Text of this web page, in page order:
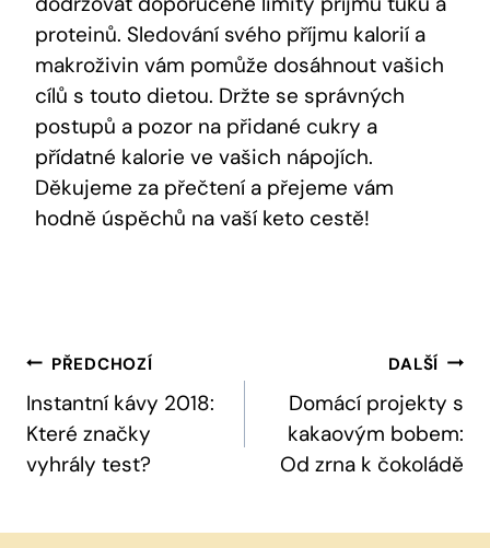
proteinů. Sledování svého příjmu kalorií a
makroživin vám pomůže dosáhnout vašich
cílů s touto dietou. Držte se správných
postupů a pozor na přidané cukry a
přídatné kalorie ve vašich nápojích.
Děkujeme za přečtení a přejeme vám
hodně úspěchů na vaší keto cestě!
Navigace
Pro
Příspěvek
PŘEDCHOZÍ
Instantní kávy 2018:
Které značky
vyhrály test?
DALŠÍ
Domácí projekty s
kakaovým bobem:
Od zrna k čokoládě